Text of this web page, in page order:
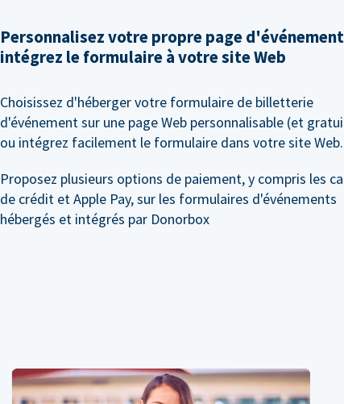
Personnalisez votre propre page
intégrez le formulaire à votre site Web
Choisissez d'héberger votre formulaire de billetterie
d'événement sur une page Web personnalisable (et
ou intégrez facilement le formulaire dans votre site Web.
Proposez plusieurs options de paiement, y compris les
de crédit et Apple Pay, sur les formulaires d'événements
hébergés et intégrés par Donorbox